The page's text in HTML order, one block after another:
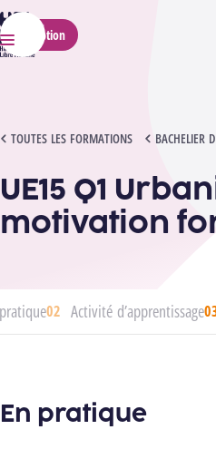
HELMo
Menu
Inscription
TOUTES LES FORMATIONS BACHELIER
UE15 Q1 URBANISME ET MOTIVATION
UE15 Q1
motivation
Activité d’apprentissage
En pratique